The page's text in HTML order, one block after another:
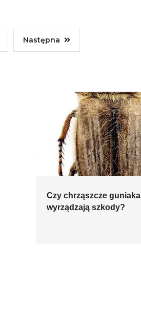
Następna
Czy chrząszcze guniaka
wyrządzają szkody?